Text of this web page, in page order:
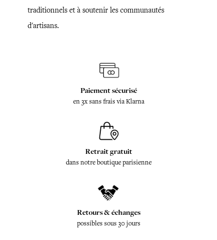
traditionnels et à soutenir les communautés
d'artisans.
Paiement sécurisé
en 3x sans frais via Klarna
Retrait gratuit
dans notre boutique parisienne
Retours & échanges
possibles sous 30 jours